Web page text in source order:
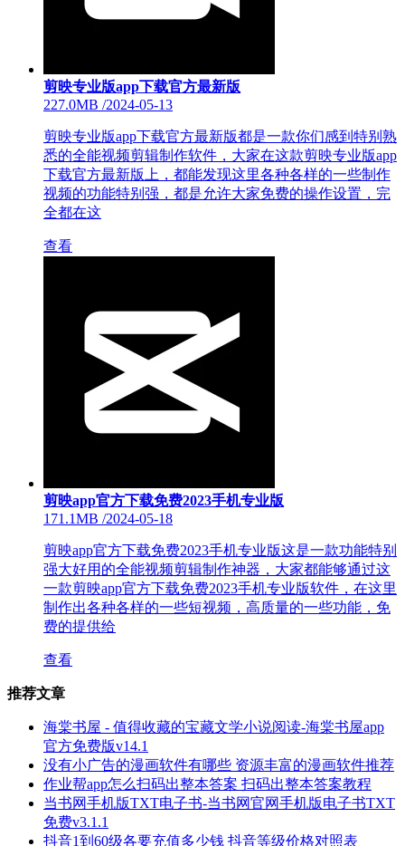
剪映专业版app下载官方最新版
227.0MB /2024-05-13
剪映专业版app下载官方最新版都是一款你们感到特别熟
悉的全能视频剪辑制作软件，大家在这款剪映专业版app
下载官方最新版上，都能发现这里各种各样的一些制作
视频的功能特别强，都是允许大家免费的操作设置，完
全都在这
查看
剪映app官方下载免费2023手机专业版
171.1MB /2024-05-18
剪映app官方下载免费2023手机专业版这是一款功能特别
强大好用的全能视频剪辑制作神器，大家都能够通过这
一款剪映app官方下载免费2023手机专业版软件，在这里
制作出各种各样的一些短视频，高质量的一些功能，免
费的提供给
查看
推荐文章
海棠书屋 - 值得收藏的宝藏文学小说阅读-海棠书屋app
官方免费版v14.1
没有小广告的漫画软件有哪些 资源丰富的漫画软件推荐
作业帮app怎么扫码出整本答案 扫码出整本答案教程
当书网手机版TXT电子书-当书网官网手机版电子书TXT
免费v3.1.1
抖音1到60级各要充值多少钱 抖音等级价格对照表